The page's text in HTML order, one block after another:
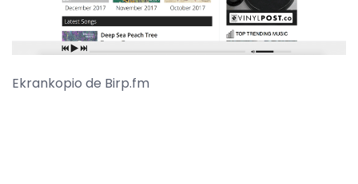
Ekrankopio de Birp.fm